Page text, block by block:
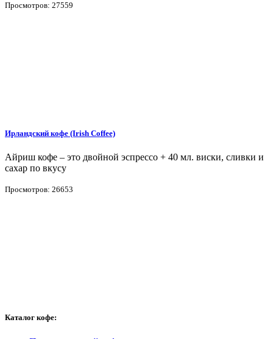
Просмотров: 27559
Ирландский кофе (Irish Coffee)
Айриш кофе – это двойной эспрессо + 40 мл. виски, сливки и
сахар по вкусу
Просмотров: 26653
Каталог кофе: